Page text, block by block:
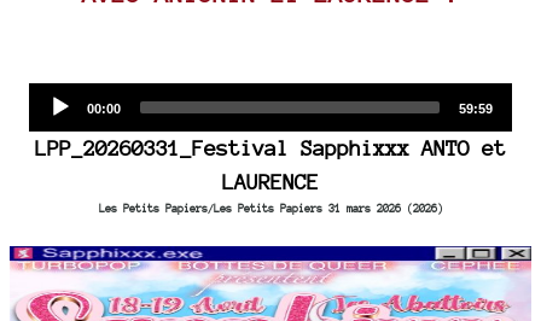
Current
00:00
Total
59:59
LPP_20260331_Festival Sapphixxx ANTO et
LAURENCE
Les Petits Papiers/Les Petits Papiers 31 mars 2026 (2026)